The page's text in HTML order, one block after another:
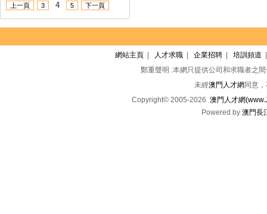
上一頁 3 4 5 下一頁
網站主頁 人才求職 企業招聘 培訓頻道
鄭重聲明 :本網只提供公司和求職者之
未經澳門人才網 同意
Copyright© 2005-2026 澳門人才網
Powered by 澳門長